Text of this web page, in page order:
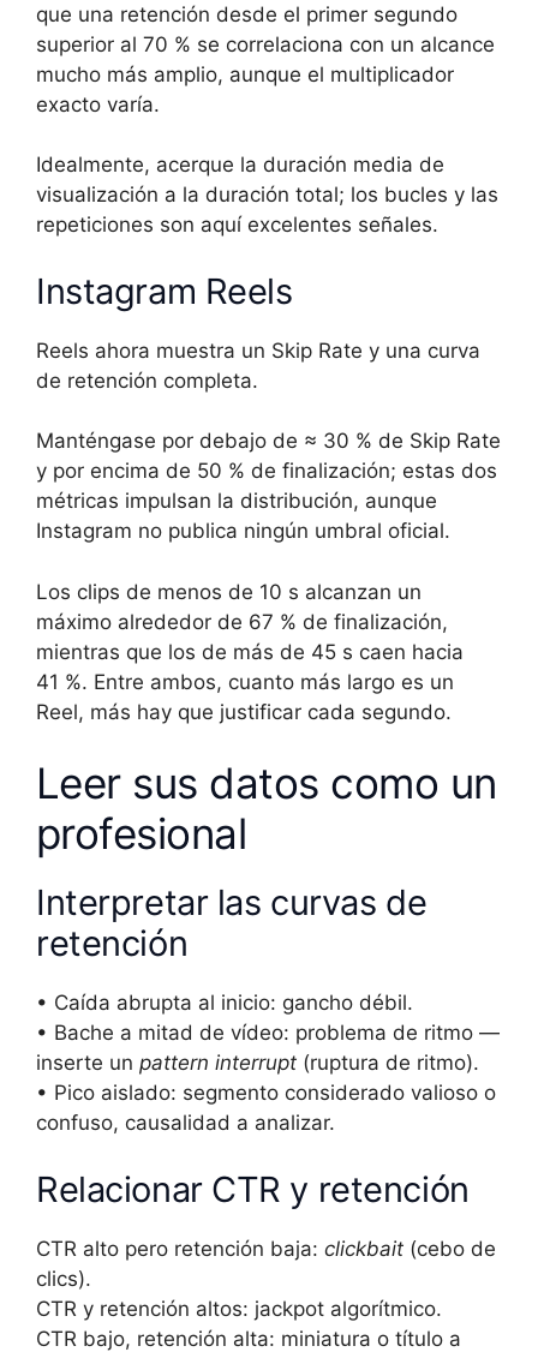
que una retención desde el primer segundo
superior al 70 % se correlaciona con un alcance
mucho más amplio, aunque el multiplicador
exacto varía.
Idealmente, acerque la duración media de
visualización a la duración total; los bucles y las
repeticiones son aquí excelentes señales.
Instagram Reels
Reels ahora muestra un Skip Rate y una curva
de retención completa.
Manténgase por debajo de ≈ 30 % de Skip Rate
y por encima de 50 % de finalización; estas dos
métricas impulsan la distribución, aunque
Instagram no publica ningún umbral oficial.
Los clips de menos de 10 s alcanzan un
máximo alrededor de 67 % de finalización,
mientras que los de más de 45 s caen hacia
41 %. Entre ambos, cuanto más largo es un
Reel, más hay que justificar cada segundo.
Leer sus datos como un
profesional
Interpretar las curvas de
retención
• Caída abrupta al inicio: gancho débil.
• Bache a mitad de vídeo: problema de ritmo —
inserte un pattern interrupt (ruptura de ritmo).
• Pico aislado: segmento considerado valioso o
confuso, causalidad a analizar.
Relacionar CTR y retención
CTR alto pero retención baja: clickbait (cebo de
clics).
CTR y retención altos: jackpot algorítmico.
CTR bajo, retención alta: miniatura o título a